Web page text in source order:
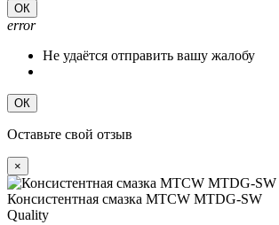
ОК
error
Не удаётся отправить вашу жалобу
ОК
Оставьте свой отзыв
×
Консистентная смазка MTCW MTDG-SW
Quality